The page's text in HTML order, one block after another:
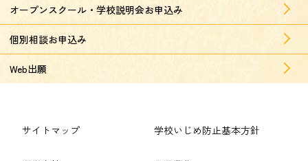
オープンスクール・学校説明会お申込み
個別相談お申込み
Web出願
サイトマップ 学校いじめ防止基本方針